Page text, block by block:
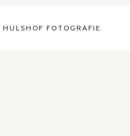
FOTOGRAFIE